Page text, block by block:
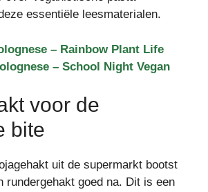
essentiële leesmaterialen.
– Rainbow Plant Life
– School Night Vegan
voor de
bite
uit de supermarkt bootst
rundergehakt goed na. Dit is een